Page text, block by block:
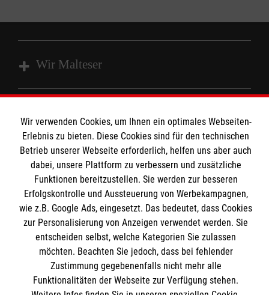
Wir Malteser
Das MBZ Westfalen
Wir Malteser
Informationen
Downloads
Kontakt
Impressum
Datenschutz
Barrierefreiheit
Malteser online
Malteserorden
Malteser International
Spendenkonto
Wir verwenden Cookies, um Ihnen ein optimales Webseiten-
Erlebnis zu bieten. Diese Cookies sind für den technischen
Betrieb unserer Webseite erforderlich, helfen uns aber auch
dabei, unsere Plattform zu verbessern und zusätzliche
Funktionen bereitzustellen. Sie werden zur besseren
Erfolgskontrolle und Aussteuerung von Werbekampagnen,
wie z.B. Google Ads, eingesetzt. Das bedeutet, dass Cookies
zur Personalisierung von Anzeigen verwendet werden. Sie
entscheiden selbst, welche Kategorien Sie zulassen
möchten. Beachten Sie jedoch, dass bei fehlender
Zustimmung gegebenenfalls nicht mehr alle
Funktionalitäten der Webseite zur Verfügung stehen.